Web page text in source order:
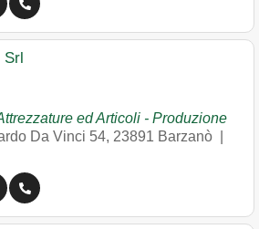
Srl
ed Articoli - Produzione
Da Vinci 54, 23891 Barzanò